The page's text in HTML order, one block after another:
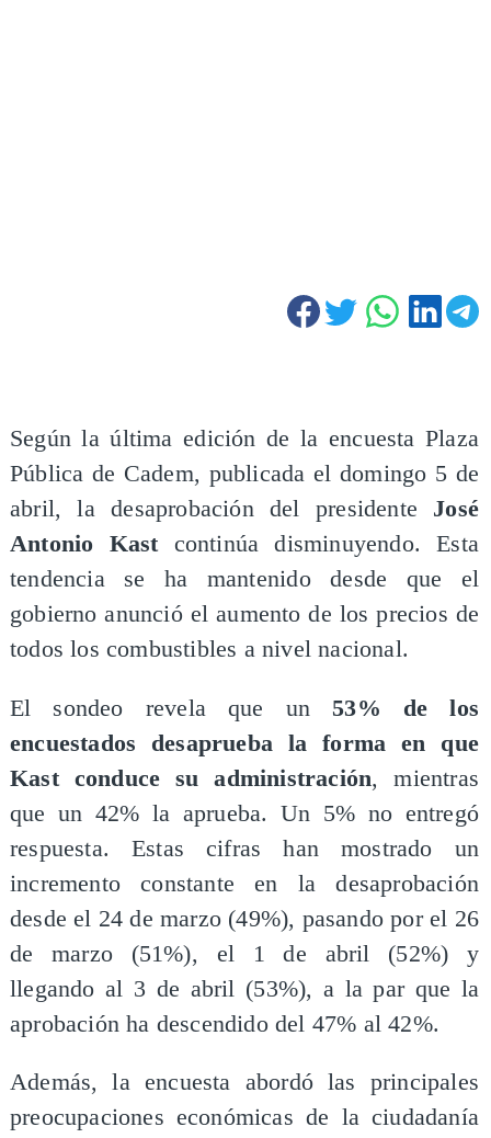
Según la última edición de la encuesta Plaza
Pública de Cadem, publicada el domingo 5 de
abril, la desaprobación del presidente José
Antonio Kastcontinúa disminuyendo. Esta
tendencia se ha mantenido desde que el
gobierno anunció el aumento de los precios de
todos los combustibles a nivel nacional.
El sondeo revela que un 53% de los
encuestados desaprueba la forma en que
Kast conduce su administración, mientras
que un 42% la aprueba. Un 5% no entregó
respuesta. Estas cifras han mostrado un
incremento constante en la desaprobación
desde el 24 de marzo (49%), pasando por el 26
de marzo (51%), el 1 de abril (52%) y
llegando al 3 de abril (53%), a la par que la
aprobación ha descendido del 47% al 42%.
Además, la encuesta abordó las principales
preocupaciones económicas de la ciudadanía